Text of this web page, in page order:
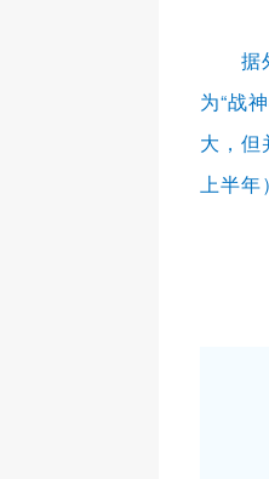
据外
为“战
大，但
上半年